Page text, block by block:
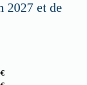
2027 et de